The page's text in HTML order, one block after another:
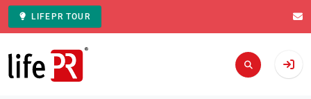
LIFEPR TOUR
Zur Startseite